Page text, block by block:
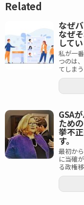
Related
なぜ
なぜ
して
私が一
つのは
てしま
GSA
ため
挙不
す。
最初か
に当確
る政権